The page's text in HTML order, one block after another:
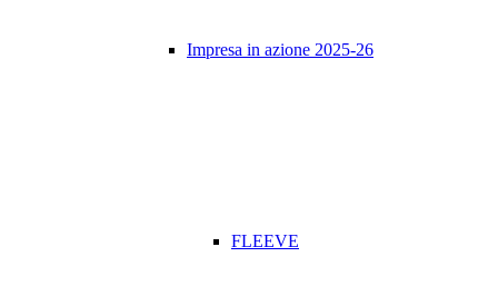
Impresa in azione 2025-26
FLEEVE